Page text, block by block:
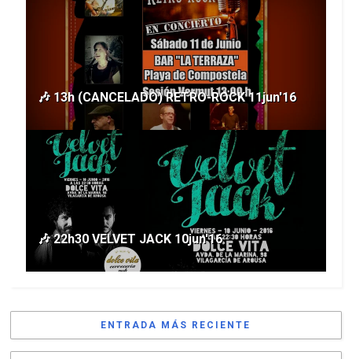
🎶 13h (CANCELADO) RETRO-ROCK 11jun'16
🎶 22h30 VELVET JACK 10jun'16
ENTRADA MÁS RECIENTE